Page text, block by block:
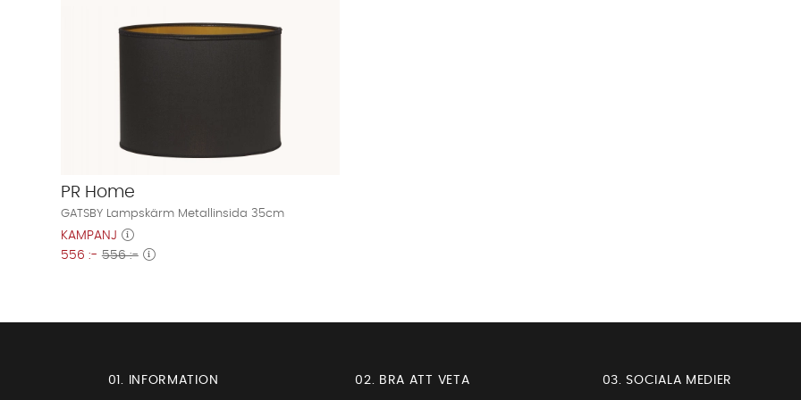
PR Home
GATSBY Lampskärm Metallinsida 35cm
KAMPANJ
556 :- 556 :-
01. INFORMATION 02. BRA ATT VETA 03. SOCIALA MEDIER